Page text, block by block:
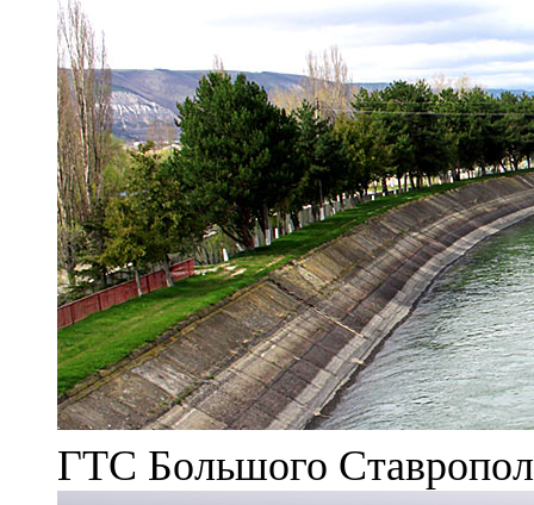
ГТС Большого